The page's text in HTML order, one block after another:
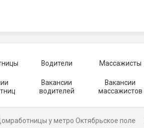
Водители Массажисты
Вакансии
водителей
Вакансии
массажистов
у метро Октябрьское поле